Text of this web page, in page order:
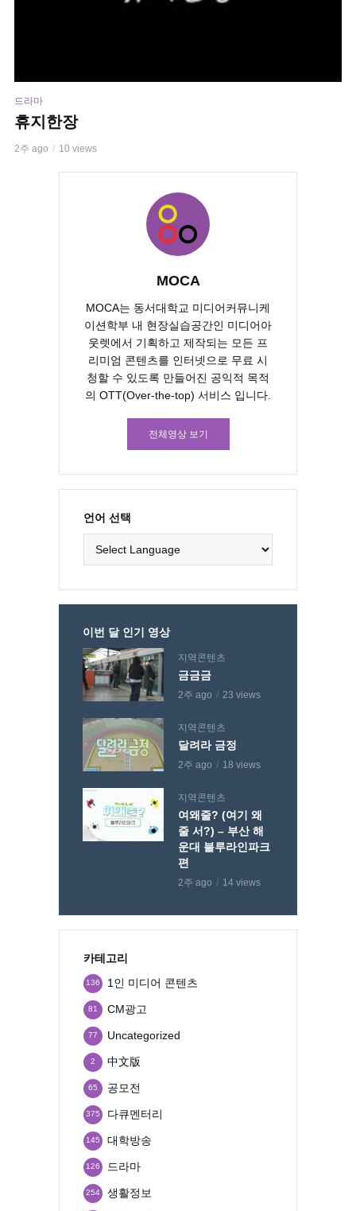
드라마
휴지한장
2주 ago 10 views
MOCA
MOCA는 동서대학교 미디어커뮤니케
이션학부 내 현장실습공간인 미디어아
웃렛에서 기획하고 제작되는 모든 프
리미엄 콘텐츠를 인터넷으로 무료 시
청할 수 있도록 만들어진 공익적 목적
의 OTT(Over-the-top) 서비스 입니다.
전체영상 보기
언어 선택
이번 달 인기 영상
지역콘텐츠
금금금
2주 ago 23 views
지역콘텐츠
달려라 금정
2주 ago 18 views
지역콘텐츠
여왜줄? (여기 왜
줄 서?) – 부산 해
운대 블루라인파크
편
2주 ago 14 views
카테고리
1인 미디어 콘텐츠
136
CM광고
81
Uncategorized
77
中文版
2
공모전
65
다큐멘터리
375
대학방송
145
드라마
126
생활정보
254